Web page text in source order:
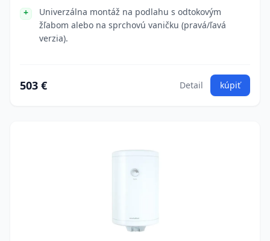
Univerzálna montáž na podlahu s odtokovým
žľabom alebo na sprchovú vaničku (pravá/ľavá
verzia).
503 € Detail kúpiť